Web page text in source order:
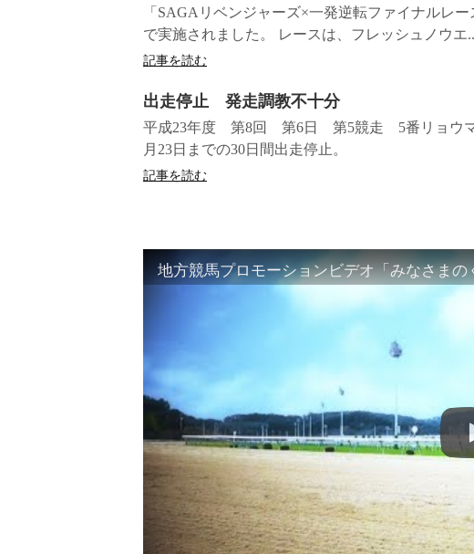
「SAGAリベンジャーズ×一発逆転ファイナルレ
で実施されました。 レースは、フレッシュノウエ
記事を読む
出走停止 発走調教不十分
平成23年度 第8回 第6日 第5競走 5番リョウマ
月23日までの30日間出走停止。
記事を読む
地方競馬プロモーションビデオ「みなさま